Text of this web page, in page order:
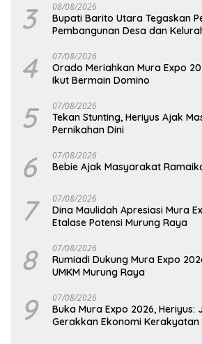
3 08/08/2026
Bupati Barito Utara Tegaskan
Pembangunan Desa dan
4 07/08/2026
Orado Meriahkan Mura Expo
Ikut Bermain Domino
5 07/08/2026
Tekan Stunting, Heriyus Ajak
Pernikahan Dini
6 07/08/2026
Bebie Ajak Masyarakat
7 07/08/2026
Dina Maulidah Apresiasi Mura
Etalase Potensi Murung Raya
8 07/08/2026
Rumiadi Dukung Mura Expo
UMKM Murung Raya
9 07/08/2026
Buka Mura Expo 2026, Heriyus:
Gerakkan Ekonomi Kerakyatan